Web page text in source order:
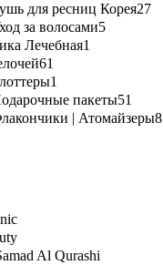
для ресниц Корея27
за волосами5
Лечебная1
61
1
пакеты51
| Атомайзеры8
Al Qurashi